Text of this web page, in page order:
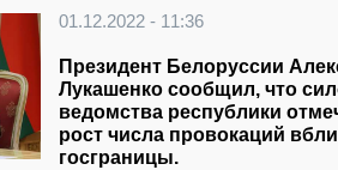
01.12.2022 - 11:36
Президент Белоруссии
Лукашенко сообщил, что
ведомства республики
рост числа провокаций
госграницы.